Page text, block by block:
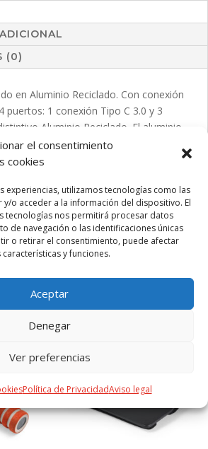
el consentimiento
cookies
experiencias, utilizamos tecnologías como las
y/o acceder a la información del dispositivo. El
tecnologías nos permitirá procesar datos
de navegación o las identificaciones únicas
o retirar el consentimiento, puede afectar
y funciones.
Aceptar
Denegar
Ver preferencias
Política de PrivacidadAviso legal
(0)
en Aluminio Reciclado. Con conexión
puertos: 1 conexión Tipo C 3.0 y 3
Aluminio Reciclado. El aluminio
con posibilidades de reciclaje casi
propiedades originales y
Standard / Estándar de Reciclaje
el origen reciclado del material
el producto.
RELACIONADOS